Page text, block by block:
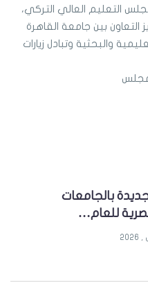
مجلس التعليم العالي التركي،
التعاون بين جامعة القاهرة
والبحثية وتبادل زيارات
بالجامعات
للعام…